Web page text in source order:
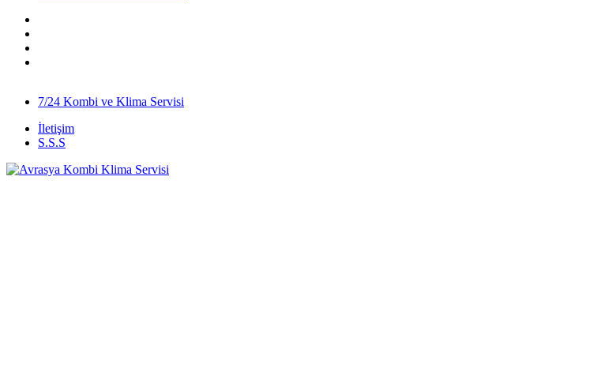
7/24 Kombi ve Klima Servisi
İletişim
S.S.S